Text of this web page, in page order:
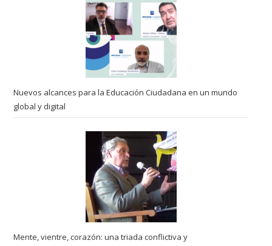
Nuevos alcances para la Educación Ciudadana en un mundo
global y digital
Mente, vientre, corazón: una triada conflictiva y